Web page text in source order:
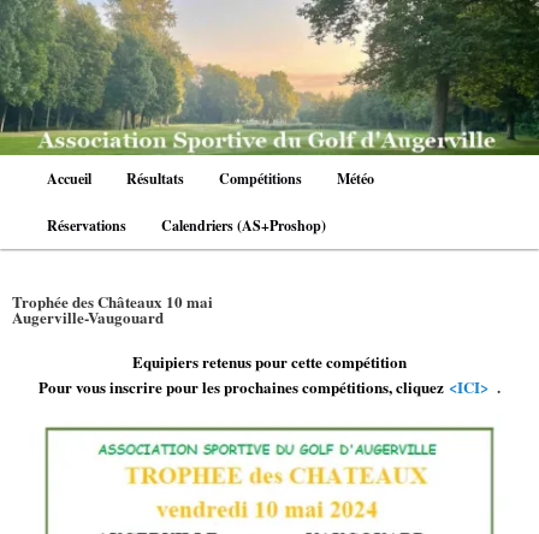
Aller
au
contenu
principal
Accueil Résultats Compétitions Météo
Réservations Calendriers (AS+Proshop)
Trophée des Châteaux 10 mai
Augerville-Vaugouard
Equipiers retenus pour cette compétition
Pour vous inscrire pour les prochaines compétitions, cliquez <ICI> .